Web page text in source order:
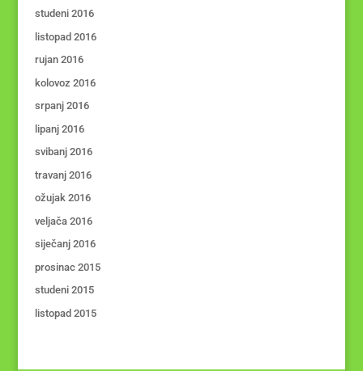
studeni 2016
listopad 2016
rujan 2016
kolovoz 2016
srpanj 2016
lipanj 2016
svibanj 2016
travanj 2016
ožujak 2016
veljača 2016
siječanj 2016
prosinac 2015
studeni 2015
listopad 2015